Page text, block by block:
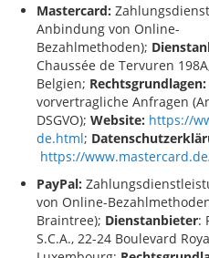
Mastercard:
Anbindung von Online-
Bezahlmethoden);
Chaussée de Tervuren
Belgien; Rechtsgrundlagen:
vorvertragliche Anfragen
DSGVO); Website: https://
de.html;
https://
PayPal:
von Online-
Braintree); Dienstanbieter:
S.C.A., 22-24 Boulevard